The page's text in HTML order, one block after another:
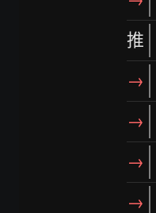
推
→
→
→
→